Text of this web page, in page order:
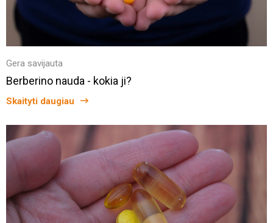
Gera savijauta
Berberino nauda - kokia ji?
Skaityti daugiau